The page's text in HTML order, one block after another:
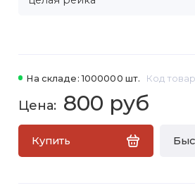
На складе: 1000000 шт. Код
800 руб
Купить